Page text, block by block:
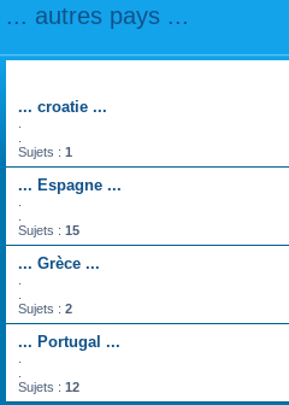
... autres pays ...
... croatie ...
Sujets : 1
... Espagne ...
Sujets : 15
... Grèce ...
Sujets : 2
... Portugal ...
Sujets : 12